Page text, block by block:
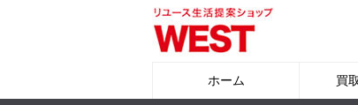
ホーム 買